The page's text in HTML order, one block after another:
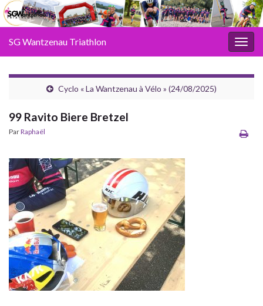
SG Wantzenau Triathlon
Cyclo « La Wantzenau à Vélo » (24/08/2025)
99 Ravito Biere Bretzel
ParRaphaël